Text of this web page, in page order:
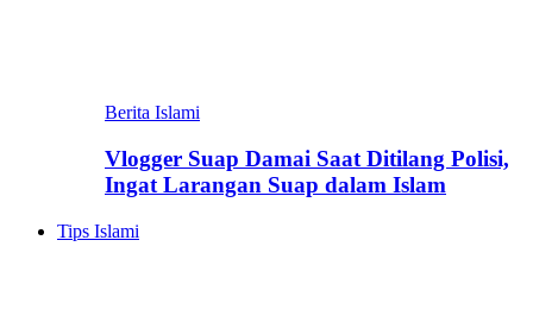
Berita Islami
Vlogger Suap Damai Saat Ditilang Polisi,
Ingat Larangan Suap dalam Islam
Tips Islami